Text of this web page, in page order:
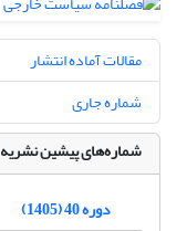
مقالات آماده انتشار
شماره جاری
شماره‌های پیشین نشریه
دوره 40 (1405)